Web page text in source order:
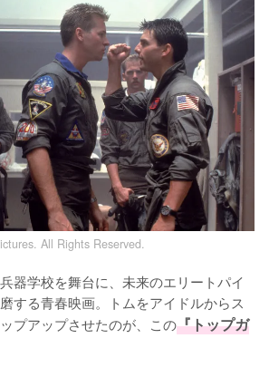
All Rights Reserved.
器学校を舞台に、未来のエリートパイ
する青春映画。トムをアイドルからス
プアップさせたのが、この『トップガ